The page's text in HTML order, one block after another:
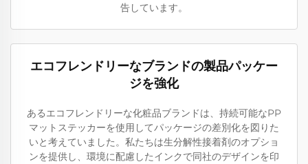
告しています。
エコフレンドリーなブランドの製品パッケー
ジを強化
あるエコフレンドリーな化粧品ブランドは、持続可能なPP
マットステッカーを使用してパッケージの差別化を図りた
いと考えていました。私たちは生分解性接着剤のオプショ
ンを提供し、環境に配慮したインクで同社のデザインを印